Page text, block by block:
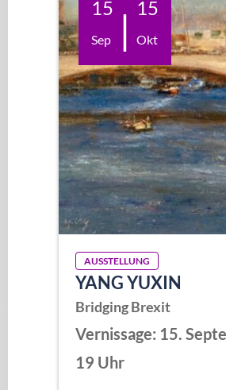
15
Sep | 15
Okt
AUSSTELLUNG
YANG YUXIN
Bridging Brexit
Vernissage: 15.
19 Uhr